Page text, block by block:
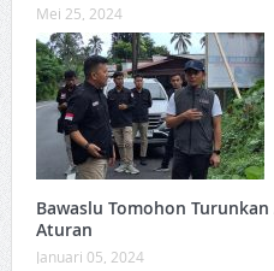
Mei 25, 2024
Bawaslu Tomohon
Aturan
Januari 05, 2024